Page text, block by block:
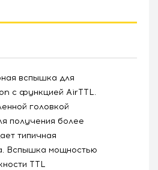
вспышка для
с функцией AirTTL.
головкой
получения более
типичная
Вспышка мощностью
TTL